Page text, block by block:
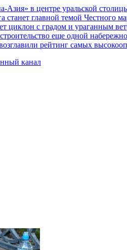
Азия» в центре уральской
станет главной темой Честного
циклон с градом и ураганным
еще одной
рейтинг самых
канал